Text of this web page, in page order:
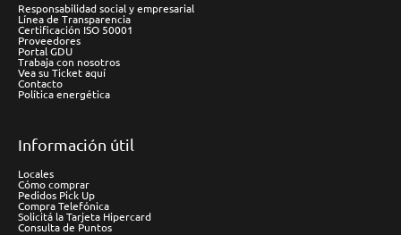
Responsabilidad social y empresarial
Línea de Transparencia
Certificación ISO 50001
Proveedores
Portal GDU
Trabaja con nosotros
Vea su Ticket aquí
Contacto
Política energética
Información útil
Locales
Cómo comprar
Pedidos Pick Up
Compra Telefónica
Solicitá la Tarjeta Hipercard
Consulta de Puntos